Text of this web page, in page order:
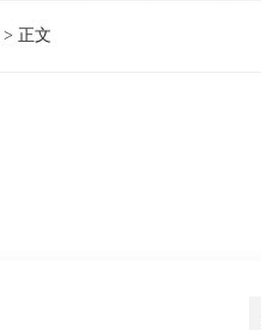
> 正文